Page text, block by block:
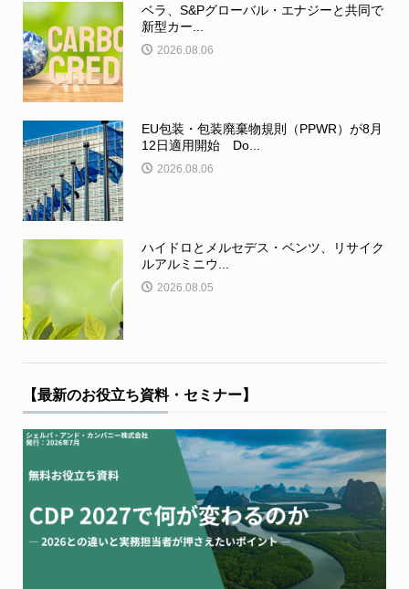
ベラ、S&Pグローバル・エナジーと共同で
新型カー...
2026.08.06
EU包装・包装廃棄物規則（PPWR）が8月
12日適用開始 Do...
2026.08.06
ハイドロとメルセデス・ベンツ、リサイク
ルアルミニウ...
2026.08.05
【最新のお役立ち資料・セミナー】